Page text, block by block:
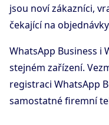
jsou noví zákazníci,
čekající na
WhatsApp Business i
stejném zařízení.
registraci WhatsApp
samostatné firemní